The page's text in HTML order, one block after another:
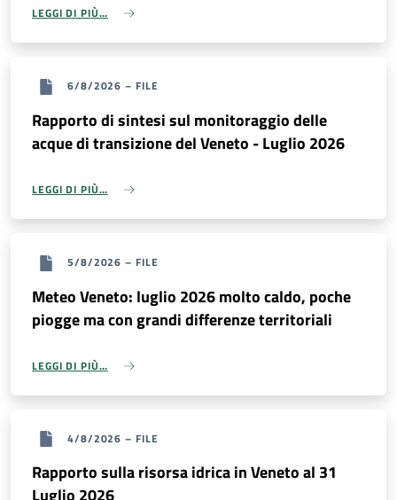
suLEGGI DI PIÙ…
6/8/2026 – FILE
Rapporto di sintesi sul monitoraggio delle
acque di transizione del Veneto - Luglio 2026
LEGGI DI PIÙ…
5/8/2026 – FILE
Meteo Veneto: luglio 2026 molto caldo, poche
piogge ma con grandi differenze territoriali
LEGGI DI PIÙ…
4/8/2026 – FILE
Rapporto sulla risorsa idrica in Veneto al 31